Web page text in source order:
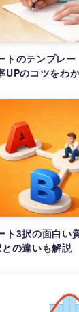
トのテンプレ
UPのコツをわ
ト3択の面白い
の違いも解説